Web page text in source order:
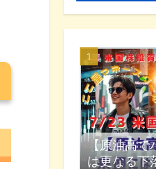
【原油高で
は更なる下